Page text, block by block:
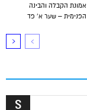
אמונת הקבלה והבינה
הפנימית – שער א’ פד